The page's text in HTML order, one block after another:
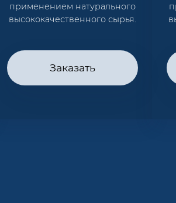
применением натурального
высококачественного сырья.
Заказать